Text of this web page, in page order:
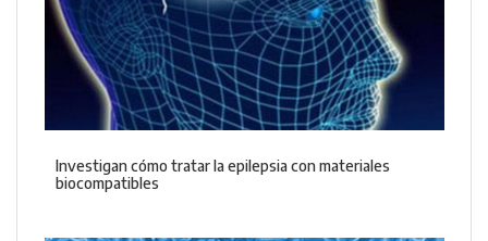
Investigan cómo tratar la epilepsia con materiales
biocompatibles